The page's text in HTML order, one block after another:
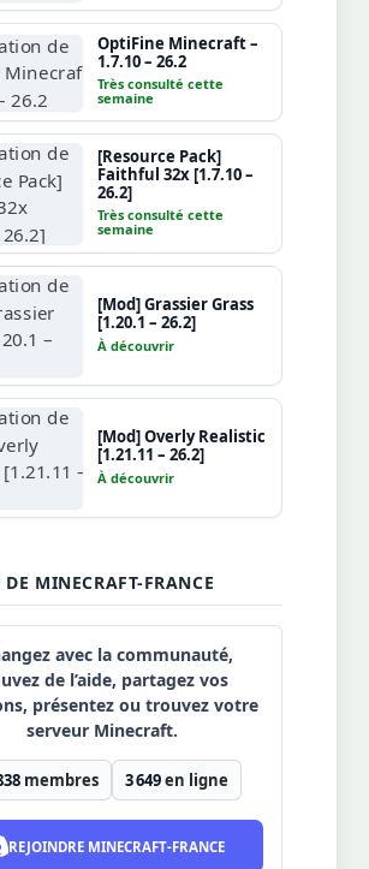
OptiFine Minecraft –
1.7.10 – 26.2
Très consulté cette
semaine
[Resource Pack]
Faithful 32x [1.7.10 –
26.2]
Très consulté cette
semaine
[Mod] Grassier Grass
[1.20.1 – 26.2]
À découvrir
[Mod] Overly Realistic
[1.21.11 – 26.2]
À découvrir
DE MINECRAFT-FRANCE
avec la communauté,
de l’aide, partagez vos
présentez ou trouvez votre
serveur Minecraft.
membres 3 649en ligne
REJOINDRE MINECRAFT-FRANCE